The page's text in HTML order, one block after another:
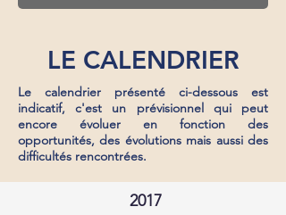
LE CALENDRIER
Le calendrier présenté ci-dessous est
indicatif, c'est un prévisionnel qui peut
encore évoluer en fonction des
opportunités, des évolutions mais aussi des
difficultés rencontrées.
2017